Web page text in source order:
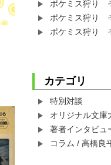
ポケミス狩り
ポケミス狩り
ポケミス狩り
カテゴリ
特別対談
オリジナル文庫
著者インタビュ
コラム / 高橋良